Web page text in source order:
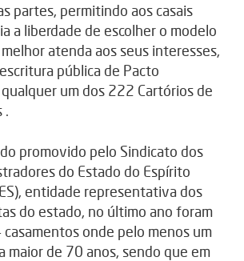
partes, permitindo aos casais
a liberdade de escolher o modelo
atenda aos seus interesses,
pública de Pacto
um dos 222 Cartórios de
.
promovido pelo Sindicato dos
do Estado do Espírito
entidade representativa dos
do estado, no último ano foram
onde pelo menos um
maior de 70 anos, sendo que em